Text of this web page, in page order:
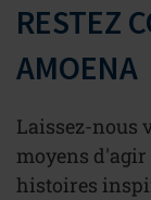
RESTEZ
AMOENA
Laissez-nous
moyens d'agir
histoires